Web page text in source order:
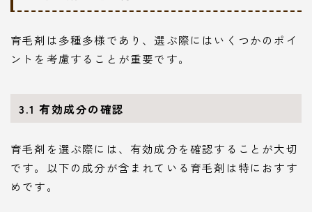
育毛剤は多種多様であり、選ぶ際にはいくつかのポイ
ントを考慮することが重要です。
3.1 有効成分の確認
育毛剤を選ぶ際には、有効成分を確認することが大切
です。以下の成分が含まれている育毛剤は特におすす
めです。